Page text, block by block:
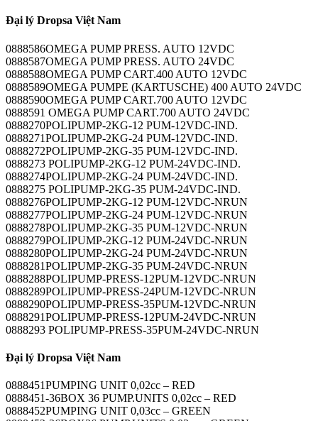
Đại lý Dropsa Việt Nam
0888586OMEGA PUMP PRESS. AUTO 12VDC
0888587OMEGA PUMP PRESS. AUTO 24VDC
0888588OMEGA PUMP CART.400 AUTO 12VDC
0888589OMEGA PUMPE (KARTUSCHE) 400 AUTO 24VDC
0888590OMEGA PUMP CART.700 AUTO 12VDC
0888591 OMEGA PUMP CART.700 AUTO 24VDC
0888270POLIPUMP-2KG-12 PUM-12VDC-IND.
0888271POLIPUMP-2KG-24 PUM-12VDC-IND.
0888272POLIPUMP-2KG-35 PUM-12VDC-IND.
0888273 POLIPUMP-2KG-12 PUM-24VDC-IND.
0888274POLIPUMP-2KG-24 PUM-24VDC-IND.
0888275 POLIPUMP-2KG-35 PUM-24VDC-IND.
0888276POLIPUMP-2KG-12 PUM-12VDC-NRUN
0888277POLIPUMP-2KG-24 PUM-12VDC-NRUN
0888278POLIPUMP-2KG-35 PUM-12VDC-NRUN
0888279POLIPUMP-2KG-12 PUM-24VDC-NRUN
0888280POLIPUMP-2KG-24 PUM-24VDC-NRUN
0888281POLIPUMP-2KG-35 PUM-24VDC-NRUN
0888288POLIPUMP-PRESS-12PUM-12VDC-NRUN
0888289POLIPUMP-PRESS-24PUM-12VDC-NRUN
0888290POLIPUMP-PRESS-35PUM-12VDC-NRUN
0888291POLIPUMP-PRESS-12PUM-24VDC-NRUN
0888293 POLIPUMP-PRESS-35PUM-24VDC-NRUN
Đại lý Dropsa Việt Nam
0888451PUMPING UNIT 0,02cc – RED
0888451-36BOX 36 PUMP.UNITS 0,02cc – RED
0888452PUMPING UNIT 0,03cc – GREEN